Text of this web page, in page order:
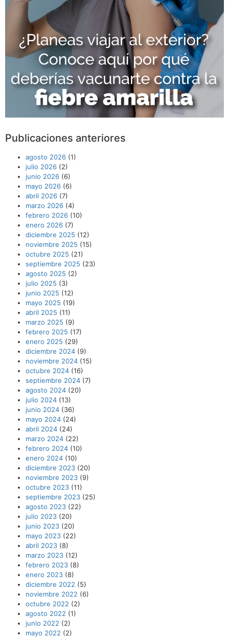
Publicaciones anteriores
agosto 2026 (1)
julio 2026 (2)
junio 2026 (6)
mayo 2026 (6)
abril 2026 (7)
marzo 2026 (4)
febrero 2026 (10)
enero 2026 (7)
diciembre 2025 (12)
noviembre 2025 (15)
octubre 2025 (21)
septiembre 2025 (23)
agosto 2025 (2)
julio 2025 (3)
junio 2025 (12)
mayo 2025 (19)
abril 2025 (11)
marzo 2025 (9)
febrero 2025 (17)
enero 2025 (29)
diciembre 2024 (9)
noviembre 2024 (15)
octubre 2024 (16)
septiembre 2024 (7)
agosto 2024 (20)
julio 2024 (13)
junio 2024 (36)
mayo 2024 (24)
abril 2024 (24)
marzo 2024 (22)
febrero 2024 (10)
enero 2024 (10)
diciembre 2023 (20)
noviembre 2023 (9)
octubre 2023 (11)
septiembre 2023 (25)
agosto 2023 (22)
julio 2023 (20)
junio 2023 (20)
mayo 2023 (22)
abril 2023 (8)
marzo 2023 (12)
febrero 2023 (8)
enero 2023 (8)
diciembre 2022 (5)
noviembre 2022 (6)
octubre 2022 (2)
agosto 2022 (1)
junio 2022 (2)
mayo 2022 (2)